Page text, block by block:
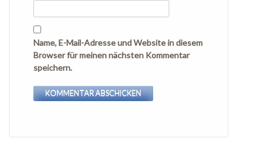
Name, E-Mail-Adresse und Website in diesem
Browser für meinen nächsten Kommentar
speichern.